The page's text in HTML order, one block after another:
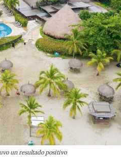
un resultado positivo